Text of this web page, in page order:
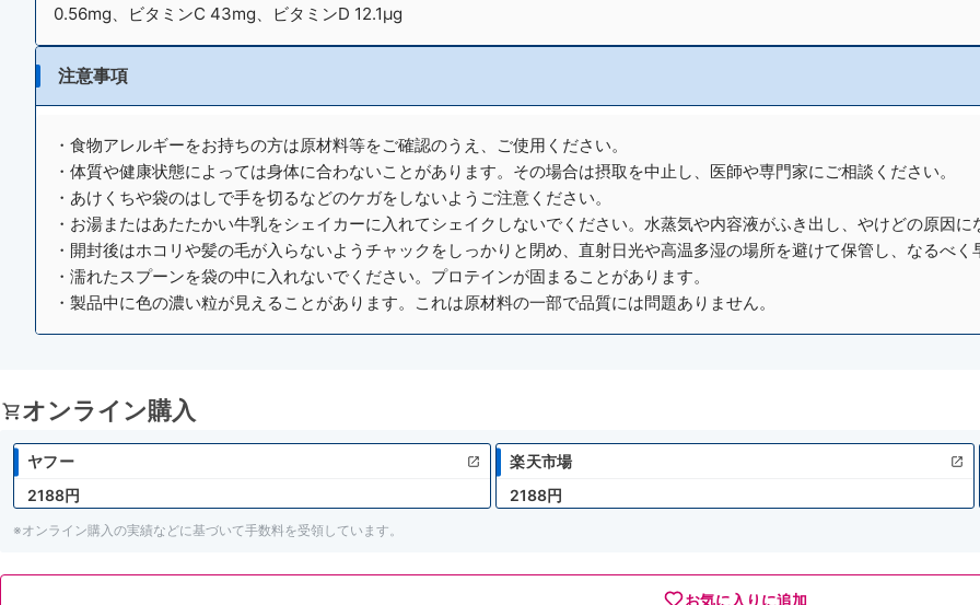
0.56mg、ビタミンC 43mg、ビタミンD 12.1μg
注意事項
・食物アレルギーをお持ちの方は原材料等をご確認のうえ、ご使用ください。
・体質や健康状態によっては身体に合わないことがあります。その場合は摂取を中止し、医師や専門家にご相談ください。
・あけくちや袋のはしで手を切るなどのケガをしないようご注意ください。
・お湯またはあたたかい牛乳をシェイカーに入れてシェイクしないでください。水蒸気や内容液がふき出し、やけどの原因に
・開封後はホコリや髪の毛が入らないようチャックをしっかりと閉め、直射日光や高温多湿の場所を避けて保管し、なるべ
・濡れたスプーンを袋の中に入れないでください。プロテインが固まることがあります。
・製品中に色の濃い粒が見えることがあります。これは原材料の一部で品質には問題ありません。
オンライン購入
ヤフー
2188円
楽天市場
2188円
※オンライン購入の実績などに基づいて手数料を受領しています。
お気に入りに追加